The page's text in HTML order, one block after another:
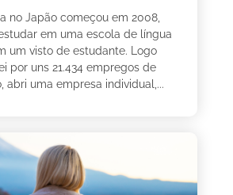
no Japão começou em 2008,
em uma escola de língua
um visto de estudante. Logo
por uns 21.434 empregos de
abri uma empresa individual,...